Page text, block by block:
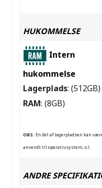
HUKOMMELSE
Intern
hukommelse
Lagerplads: (512GB)
RAM: (8GB)
OBS: En del af lagerpladsen kan
anvendt til operativsystem, o.l.
ANDRE